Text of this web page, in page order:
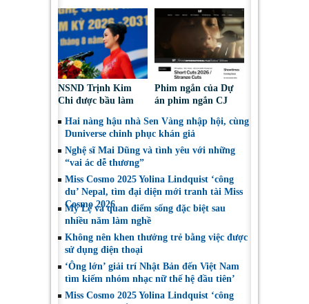
bao giờ hối hận về
những gì mình đã
chọn”
Nguy cơ bị chiếm
đoạt tài sản
NSND Trịnh Kim
Chi được bầu làm
Nghệ sĩ Sân khấu
Việt Nam
Phim ngắn của Dự
án phim ngắn CJ
tại LHP quốc tế
Toronto 2026
Hai nàng hậu nhà Sen Vàng nhập hội, cùng
Duniverse chinh phục khán giả
Nghệ sĩ Mai Dũng và tình yêu với những
“vai ác dễ thương”
Miss Cosmo 2025 Yolina Lindquist ‘công
du’ Nepal, tìm đại diện mới tranh tài Miss
Cosmo 2026
Mỹ Lệ và quan điểm sống đặc biệt sau
nhiều năm làm nghề
Không nên khen thưởng trẻ bằng việc được
sử dụng điện thoại
‘Ông lớn’ giải trí Nhật Bản đến Việt Nam
tìm kiếm nhóm nhạc nữ thế hệ đầu tiên’
Miss Cosmo 2025 Yolina Lindquist ‘công